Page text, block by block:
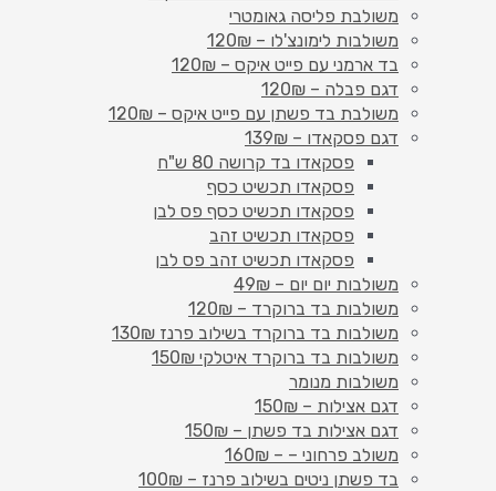
משולבת פליסה גאומטרי
משולבות לימונצ'לו – 120₪
בד ארמני עם פייט איקס – 120₪
דגם פבלה – 120₪
משולבת בד פשתן עם פייט איקס – 120₪
דגם פסקאדו – 139₪
פסקאדו בד קרושה 80 ש"ח
פסקאדו תכשיט כסף
פסקאדו תכשיט כסף פס לבן
פסקאדו תכשיט זהב
פסקאדו תכשיט זהב פס לבן
משולבות יום יום – 49₪
משולבות בד ברוקרד – 120₪
משולבות בד ברוקרד בשילוב פרנז 130₪
משולבות בד ברוקרד איטלקי 150₪
משולבות מנומר
דגם אצילות – 150₪
דגם אצילות בד פשתן – 150₪
משולב פרחוני – – 160₪
בד פשתן ניטים בשילוב פרנז – 100₪